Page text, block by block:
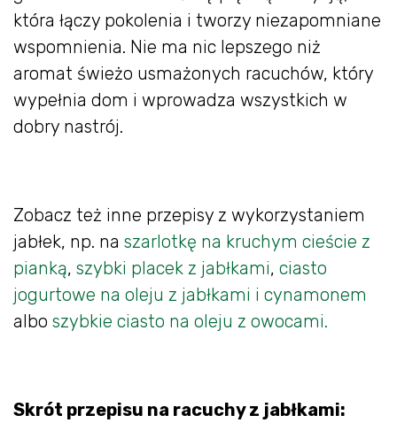
która łączy pokolenia i tworzy niezapomniane
wspomnienia. Nie ma nic lepszego niż
aromat świeżo usmażonych racuchów, który
wypełnia dom i wprowadza wszystkich w
dobry nastrój.
Zobacz też inne przepisy z wykorzystaniem
jabłek, np. na szarlotkę na kruchym cieście z
pianką, szybki placek z jabłkami, ciasto
jogurtowe na oleju z jabłkami i cynamonem
albo szybkie ciasto na oleju z owocami.
Skrót przepisu na racuchy z jabłkami: